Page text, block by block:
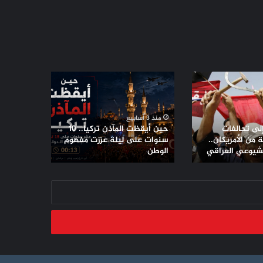
تحالفات
من الأمريكان..
العراقي
حين
أيقظت
المآذن
تركيا..
10
سنوات
على
ليلة
منذ 3 أسابيع
حين أيقظت المآذن تركيا.. 10
سنوات على ليلة عززت مفهوم
الوطن